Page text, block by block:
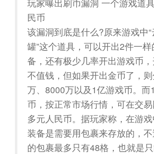
玩家曝出刷币漏洞 一个游戏道
民币
该漏洞到底是什么?原来游戏中
罐”这个道具，可以开出2件一
备，还有极少几率开出游戏币
不值钱，但如果开出金币了，
万、8000万以及1亿游戏币。而
币，按正常市场行情，可在交
多元人民币。据玩家称，在游
装备是需要用包裹来存放的，
的包裹最多只有48格，也就是